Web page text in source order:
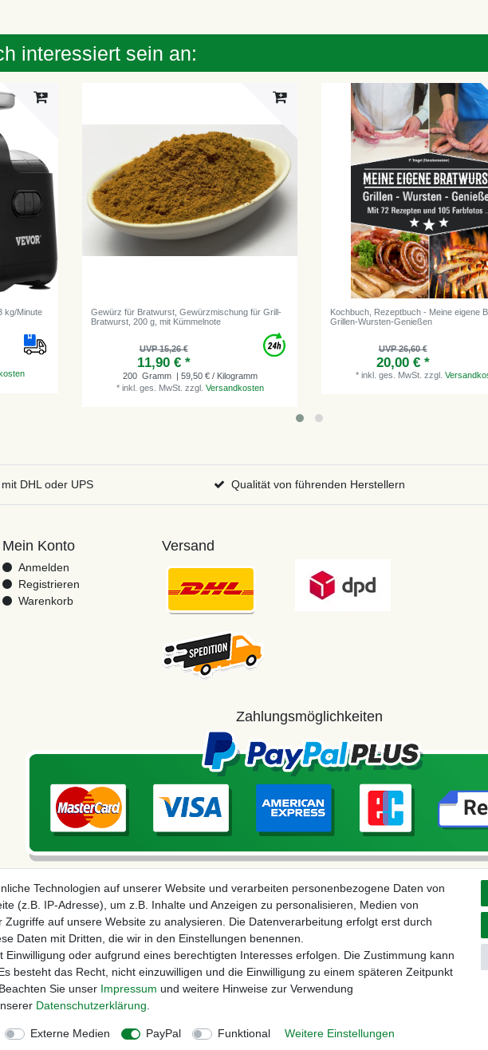
interessiert sein an:
kg/Minute
Gewürz für Bratwurst, Gewürzmischung für Grill-
Bratwurst, 200 g, mit Kümmelnote
UVP 15,26 €
11,90 € *
200 Gramm
| 59,50 € / Kilogramm
* inkl. ges. MwSt. zzgl. Versandkosten
Kochbuch, Rezeptbuch - Meine eigene
Grillen-Wursten-Genießen
UVP 26,60 €
20,00 € *
* inkl. ges. MwSt. zzgl.
DHL oder UPS Qualität von führenden Herstellern
Mein Konto
Anmelden
Registrieren
Warenkorb
Versand
Zahlungsmöglichkeiten
Impressum Daten­schutz­erklärung AGB Widerrufs­recht Vertrag
Technologien auf unserer Website und verarbeiten personenbezogene Daten von
(z.B. IP-Adresse), um z.B. Inhalte und Anzeigen zu personalisieren, Medien von
Zugriffe auf unsere Website zu analysieren. Die Datenverarbeitung erfolgt erst durch
Daten mit Dritten, die wir in den Einstellungen benennen.
Einwilligung oder aufgrund eines berechtigten Interesses erfolgen. Die Zustimmung kann
besteht das Recht, nicht einzuwilligen und die Einwilligung zu einem späteren Zeitpunkt
Sie unser Impressum und weitere Hinweise zur Verwendung
Daten­schutz­erklärung
Externe Medien PayPal Funktional Weitere Einstellungen